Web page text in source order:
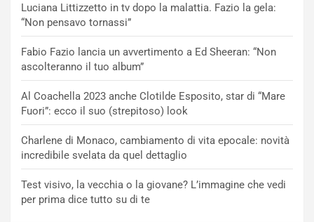
Luciana Littizzetto in tv dopo la malattia. Fazio la gela:
“Non pensavo tornassi”
Fabio Fazio lancia un avvertimento a Ed Sheeran: “Non
ascolteranno il tuo album”
Al Coachella 2023 anche Clotilde Esposito, star di “Mare
Fuori”: ecco il suo (strepitoso) look
Charlene di Monaco, cambiamento di vita epocale: novità
incredibile svelata da quel dettaglio
Test visivo, la vecchia o la giovane? L’immagine che vedi
per prima dice tutto su di te